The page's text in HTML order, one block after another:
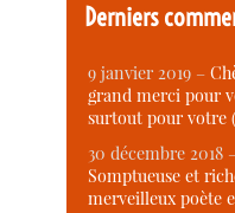
Derniers
9 janvier 2019 –
grand merci pour
surtout pour votre
30 décembre 2018
Somptueuse et
merveilleux poète